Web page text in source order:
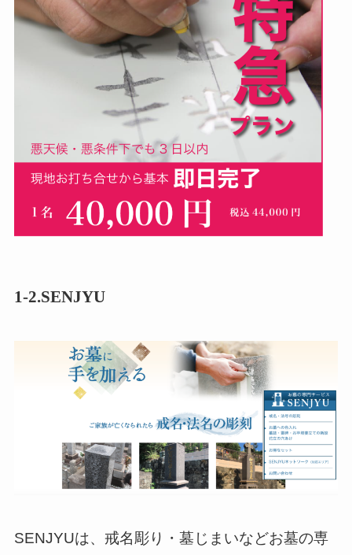
1-2.SENJYU
SENJYUは、戒名彫り・墓じまいなどお墓の専